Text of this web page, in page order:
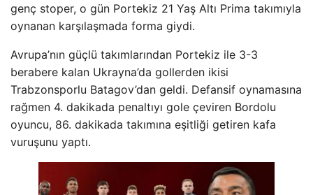
genç stoper, o gün Portekiz 21 Yaş Altı Prima takımıyla
oynanan karşılaşmada forma giydi.
Avrupa’nın güçlü takımlarından Portekiz ile 3-3
berabere kalan Ukrayna’da gollerden ikisi
Trabzonsporlu Batagov’dan geldi. Defansif oynamasına
rağmen 4. dakikada penaltıyı gole çeviren Bordolu
oyuncu, 86. dakikada takımına eşitliği getiren kafa
vuruşunu yaptı.